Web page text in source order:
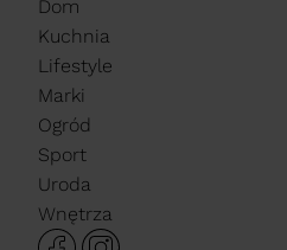
Dom
Kuchnia
Lifestyle
Marki
Ogród
Sport
Uroda
Wnętrza